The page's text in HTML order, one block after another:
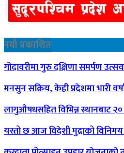
नयाँ प्रकाशित
गोदावरीमा गुरु दक्षिणा समर्पण
मनसुन सक्रिय, केही प्रदेशमा भारी
लागुऔषधसहित विभिन्न स्थानबाट
यस्तो छ आज विदेशी मुद्राको